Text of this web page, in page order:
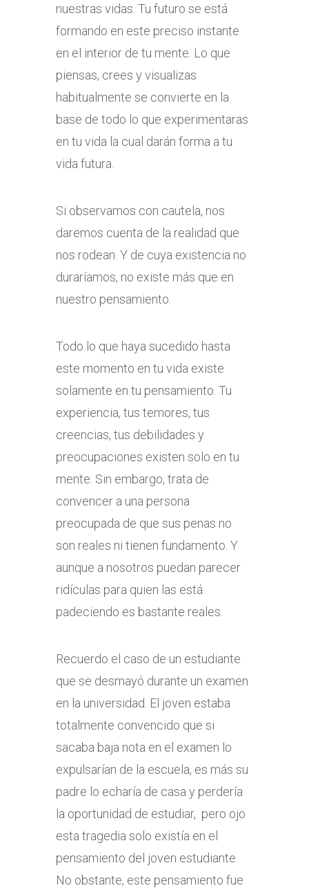
nuestras vidas. Tu futuro se está
formando en este preciso instante
en el interior de tu mente. Lo que
piensas, crees y visualizas
habitualmente se convierte en la
base de todo lo que experimentaras
en tu vida la cual darán forma a tu
vida futura.
Si observamos con cautela, nos
daremos cuenta de la realidad que
nos rodean. Y de cuya existencia no
duraríamos, no existe más que en
nuestro pensamiento.
Todo lo que haya sucedido hasta
este momento en tu vida existe
solamente en tu pensamiento. Tu
experiencia, tus temores, tus
creencias, tus debilidades y
preocupaciones existen solo en tu
mente. Sin embargo, trata de
convencer a una persona
preocupada de que sus penas no
son reales ni tienen fundamento. Y
aunque a nosotros puedan parecer
ridículas para quien las está
padeciendo es bastante reales.
Recuerdo el caso de un estudiante
que se desmayó durante un examen
en la universidad. El joven estaba
totalmente convencido que si
sacaba baja nota en el examen lo
expulsarían de la escuela, es más su
padre lo echaría de casa y perdería
la oportunidad de estudiar, pero ojo
esta tragedia solo existía en el
pensamiento del joven estudiante.
No obstante, este pensamiento fue